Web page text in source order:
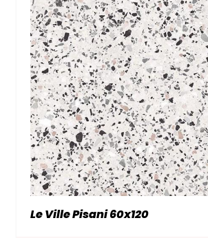
Le Ville Pisani 60x120